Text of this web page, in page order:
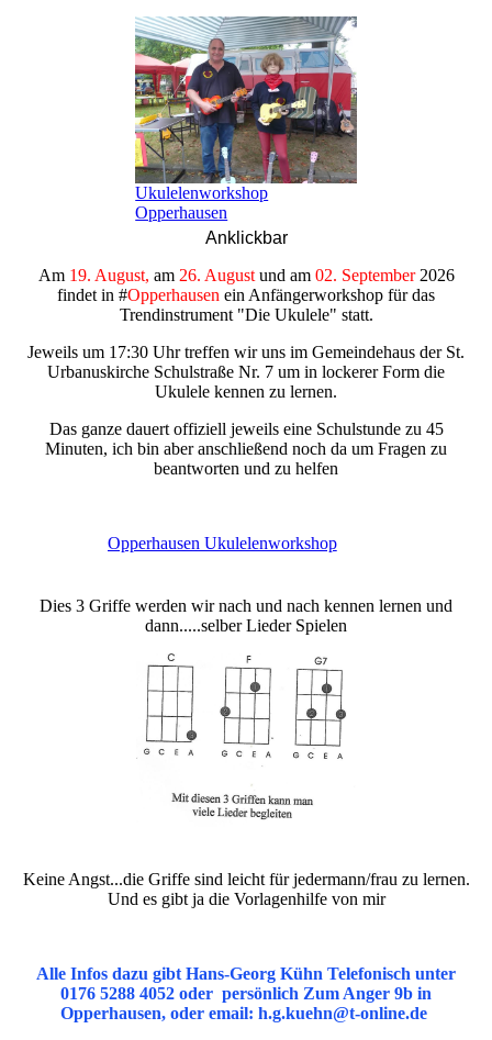
Ukulelenworkshop
Opperhausen
Anklickbar
Am 19. August, am 26. Augustund am 02. September 2026
findet in #Opperhausen ein Anfängerworkshop für das
Trendinstrument "Die Ukulele" statt.
Jeweils um 17:30 Uhr treffen wir uns im Gemeindehaus der St.
Urbanuskirche Schulstraße Nr. 7 um in lockerer Form die
Ukulele kennen zu lernen.
Das ganze dauert offiziell jeweils eine Schulstunde zu 45
Minuten, ich bin aber anschließend noch da um Fragen zu
beantworten und zu helfen
Opperhausen Ukulelenworkshop
Dies 3 Griffe werden wir nach und nach kennen lernen und
dann.....selber Lieder Spielen
Keine Angst...die Griffe sind leicht für jedermann/frau zu lernen.
Und es gibt ja die Vorlagenhilfe von mir
Alle Infos dazu gibt Hans-Georg Kühn Telefonisch unter
0176 5288 4052 oder persönlich Zum Anger 9b in
Opperhausen, oder email: h.g.kuehn@t-online.de